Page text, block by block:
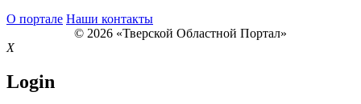
О портале Наши контакты
© 2026 «Тверской Областной Портал»
X
Login